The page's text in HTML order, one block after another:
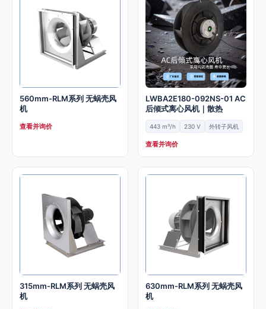
560mm-RLM系列 无蜗壳风
机
查看并询价
LWBA2E180-092NS-01 AC
后倾式离心风机｜散热
443 m³/h 230 V 外转子风机
查看并询价
315mm-RLM系列 无蜗壳风
机
630mm-RLM系列 无蜗壳风
机